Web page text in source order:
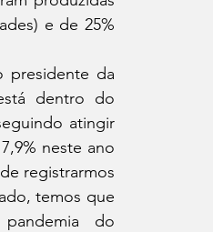
e de 25%
dentro do
atingir
neste ano
registrarmos
temos que
do